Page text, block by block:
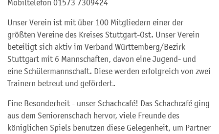
Mobiltelefon 01573 7309424
Unser Verein ist mit über 100 Mitgliedern einer der
größten Vereine des Kreises Stuttgart-Ost. Unser Verein
beteiligt sich aktiv im Verband Württemberg/Bezirk
Stuttgart mit 6 Mannschaften, davon eine Jugend- und
eine Schülermannschaft. Diese werden erfolgreich von zwei
Trainern betreut und gefördert.
Eine Besonderheit - unser Schachcafé! Das Schachcafé ging
aus dem Seniorenschach hervor, viele Freunde des
königlichen Spiels benutzen diese Gelegenheit, um Partner